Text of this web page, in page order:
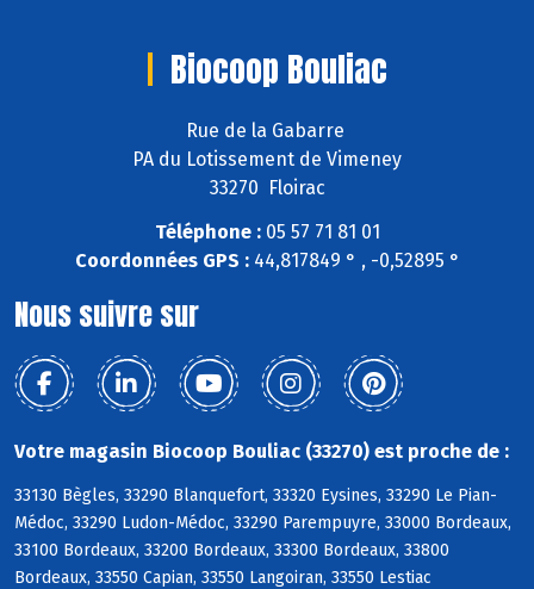
Biocoop Bouliac
Rue de la Gabarre
PA du Lotissement de Vimeney
33270 Floirac
Téléphone :05 57 71 81 01
Coordonnées GPS :44,817849 ° , -0,52895 °
Nous suivre sur
Votre magasin Biocoop Bouliac (33270) est proche de :
33130 Bègles, 33290 Blanquefort, 33320 Eysines, 33290 Le Pian-
Médoc, 33290 Ludon-Médoc, 33290 Parempuyre, 33000 Bordeaux,
33100 Bordeaux, 33200 Bordeaux, 33300 Bordeaux, 33800
Bordeaux, 33550 Capian, 33550 Langoiran, 33550 Lestiac